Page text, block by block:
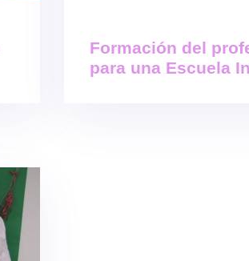
Formación del
para una Escuela